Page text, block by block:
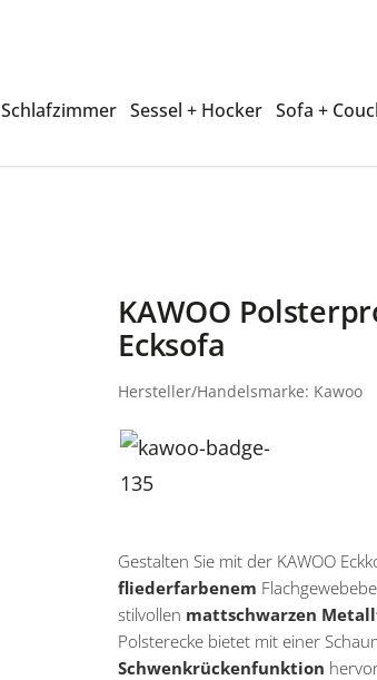
Schlafzimmer Sessel + Hocker Sofa +
KAWOO
Ecksofa
Hersteller/Handelsmarke: Kawoo
Gestalten Sie mit der KAWOO
fliederfarbenem
stilvollen mattschwarzen
Polsterecke bietet mit einer
Schwenkrückenfunktion